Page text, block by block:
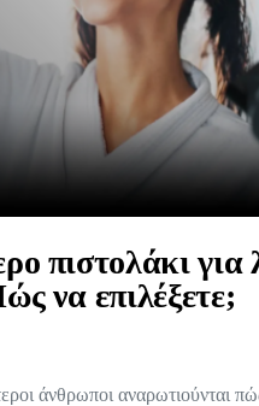
πιστολάκι για
να επιλέξετε;
άνθρωποι αναρωτιούνται